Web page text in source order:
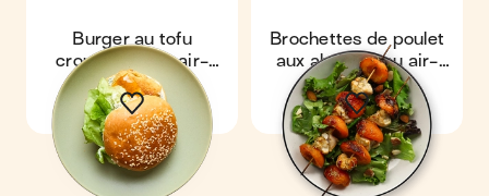
Burger au tofu
croustillant au air-
fryer
Brochettes de poulet
aux abricots au air-
fryer